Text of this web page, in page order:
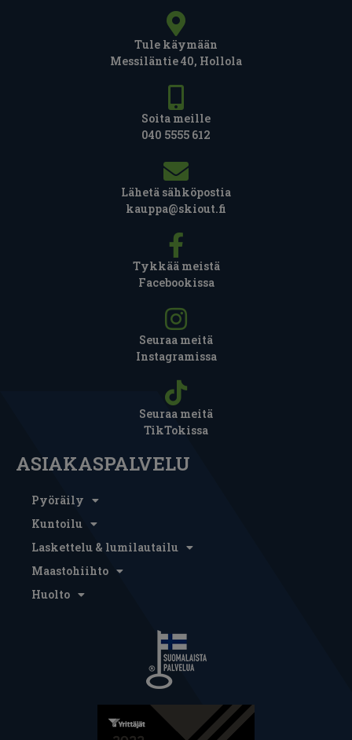
Tule käymään
Messiläntie 40, Hollola
Soita meille
040 5555 612
Lähetä sähköpostia
kauppa@skiout.fi
Tykkää meistä
Facebookissa
Seuraa meitä
Instagramissa
Seuraa meitä
TikTokissa
ASIAKASPALVELU
Pyöräily
Kuntoilu
Laskettelu & lumilautailu
Maastohiihto
Huolto